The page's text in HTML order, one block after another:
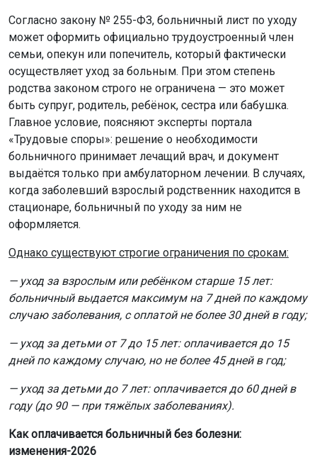
Согласно закону № 255-ФЗ, больничный лист по уходу
может оформить официально трудоустроенный член
семьи, опекун или попечитель, который фактически
осуществляет уход за больным. При этом степень
родства законом строго не ограничена — это может
быть супруг, родитель, ребёнок, сестра или бабушка.
Главное условие, поясняют эксперты портала
«Трудовые споры»: решение о необходимости
больничного принимает лечащий врач, и документ
выдаётся только при амбулаторном лечении. В случаях,
когда заболевший взрослый родственник находится в
стационаре, больничный по уходу за ним не
оформляется.
Однако существуют строгие ограничения по срокам:
— уход за взрослым или ребёнком старше 15 лет:
больничный выдается максимум на 7 дней по каждому
случаю заболевания, с оплатой не более 30 дней в году;
— уход за детьми от 7 до 15 лет: оплачивается до 15
дней по каждому случаю, но не более 45 дней в год;
— уход за детьми до 7 лет: оплачивается до 60 дней в
году (до 90 — при тяжёлых заболеваниях).
Как оплачивается больничный без болезни:
изменения-2026